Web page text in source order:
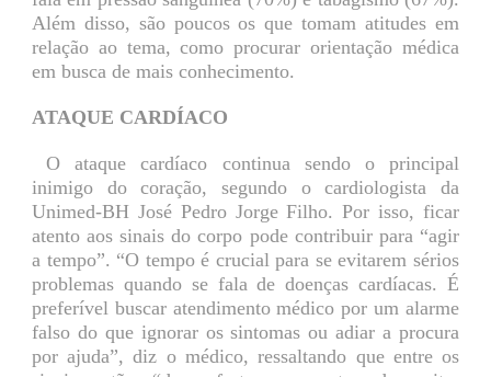
Além disso, são poucos os que tomam atitudes em
relação ao tema, como procurar orientação médica
em busca de mais conhecimento.
ATAQUE CARDÍACO
O ataque cardíaco continua sendo o principal
inimigo do coração, segundo o cardiologista da
Unimed-BH José Pedro Jorge Filho. Por isso, ficar
atento aos sinais do corpo pode contribuir para “agir
a tempo”. “O tempo é crucial para se evitarem sérios
problemas quando se fala de doenças cardíacas. É
preferível buscar atendimento médico por um alarme
falso do que ignorar os sintomas ou adiar a procura
por ajuda”, diz o médico, ressaltando que entre os